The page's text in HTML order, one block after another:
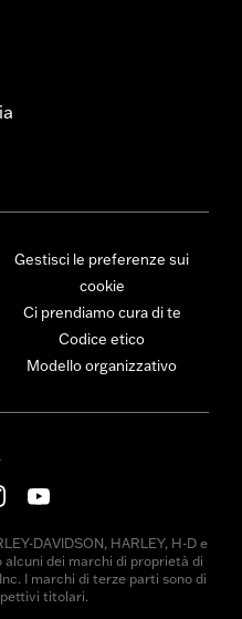
Gestisci le preferenze sui
cookie
Ci prendiamo cura di te
Codice etico
Modello organizzativo
DAVIDSON, HARLEY, H-D e
alcuni dei marchi di proprietà di
I marchi di terze parti sono di
titolari.